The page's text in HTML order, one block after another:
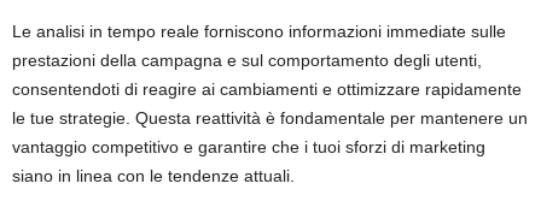
Le analisi in tempo reale forniscono informazioni immediate sulle
prestazioni della campagna e sul comportamento degli utenti,
consentendoti di reagire ai cambiamenti e ottimizzare rapidamente
le tue strategie. Questa reattività è fondamentale per mantenere un
vantaggio competitivo e garantire che i tuoi sforzi di marketing
siano in linea con le tendenze attuali.